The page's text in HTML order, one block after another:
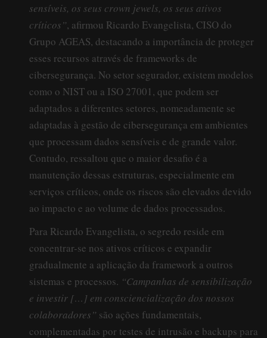
sensíveis, os seus crown jewels, os seus ativos
críticos”, afirmou Ricardo Evangelista, CISO do
Grupo AGEAS, destacando a importância de proteger
esses recursos através de frameworks de
cibersegurança. No setor segurador, existem modelos
como o NIST ou a ISO 27001, que podem ser
adaptados a diferentes setores, nomeadamente se
adaptadas à gestão de cibersegurança em ambientes
que processam dados sensíveis e de grande valor.
Contudo, ressaltou que o maior desafio é a
manutenção dessas estruturas, especialmente em
serviços críticos, onde os riscos são elevados devido
ao impacto e ao volume de dados processados.
Para Ricardo Evangelista, o segredo reside em
concentrar-se nos ativos críticos e expandir
gradualmente a aplicação da framework a outros
sistemas e processos. “Campanhas de sensibilização
e investir […] em consciencialização dos nossos
colaboradores” são ações fundamentais,
complementadas por testes de intrusão e backups para